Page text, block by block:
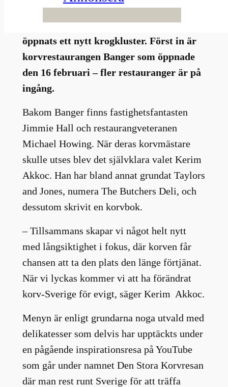
lokalen på Mäster Samuelsgatan i
Stockholm. Under namnet Mess har här
öppnats ett nytt krogkluster. Först in är
korvrestaurangen Banger som öppnade
den 16 februari – fler restauranger är på
ingång.
Bakom Banger finns fastighetsfantasten
Jimmie Hall och restaurangveteranen
Michael Howing. När deras korvmästare
skulle utses blev det självklara valet Kerim
Akkoc. Han har bland annat grundat Taylors
and Jones, numera The Butchers Deli, och
dessutom skrivit en korvbok.
– Tillsammans skapar vi något helt nytt
med långsiktighet i fokus, där korven får
chansen att ta den plats den länge förtjänat.
När vi lyckas kommer vi att ha förändrat
korv-Sverige för evigt, säger Kerim Akkoc.
Menyn är enligt grundarna noga utvald med
delikatesser som delvis har upptäckts under
en pågående inspirationsresa på YouTube
som går under namnet Den Stora Korvresan
där man rest runt Sverige för att träffa